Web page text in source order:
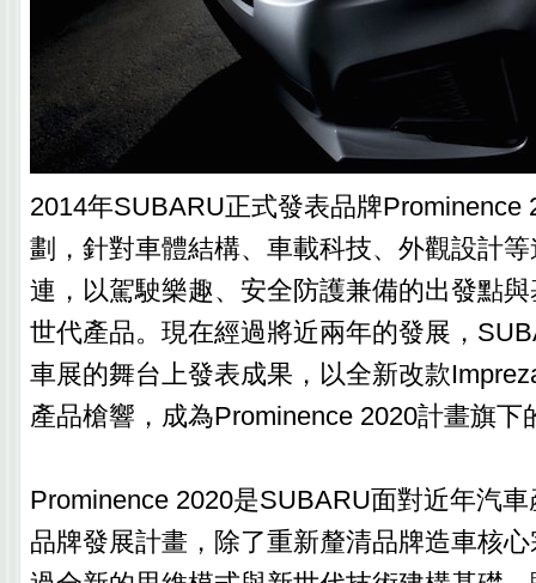
2014年SUBARU正式發表品牌Prominence
劃，針對車體結構、車載科技、外觀設計
連，以駕駛樂趣、安全防護兼備的出發點
世代產品。現在經過將近兩年的發展，
車展的舞台上發表成果，以全新改款
產品槍響，成為Prominence 2020計畫旗下
Prominence 2020是SUBARU面對近年汽
品牌發展計畫，除了重新釐清品牌造車核